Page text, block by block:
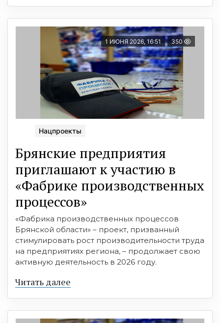
1 ИЮНЯ 2026, 16:51 350
Нацпроекты
Брянские предприятия
приглашают к участию в
«Фабрике производственных
процессов»
«Фабрика производственных процессов
Брянской области» – проект, призванный
стимулировать рост производительности труда
на предприятиях региона, – продолжает свою
активную деятельность в 2026 году.
Читать далее